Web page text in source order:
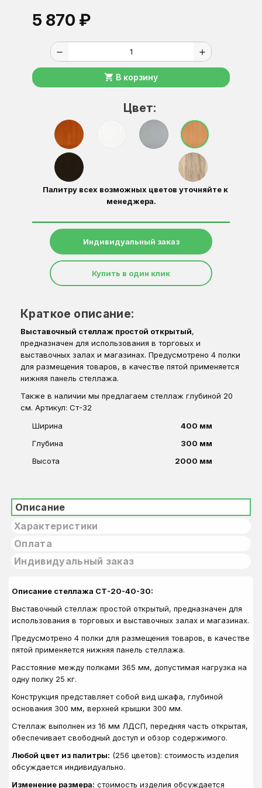
5 870 ₽
remove add
shopping_cart В корзину
Цвет:
Палитру всех возможных цветов уточняйте к
менеджера.
Индивидуальный заказ
Купить в один клик
Краткое описание:
Выставочный стеллаж простой открытый,
предназначен для использования в торговых и
выставочных залах и магазинах. Предусмотрено 4 полки
для размещения товаров, в качестве пятой применяется
нижняя панель стеллажа.
Также в наличии мы предлагаем стеллаж глубиной 20
см. Артикул: Ст-32
Ширина
400 мм
Глубина
300 мм
Высота
2000 мм
Описание
Характеристики
Оплата
Индивидуальный заказ
Описание стеллажа СТ-20-40-30:
Выставочный стеллаж простой открытый, предназначен для
использования в торговых и выставочных залах и магазинах.
Предусмотрено 4 полки для размещения товаров, в качестве
пятой применяется нижняя панель стеллажа.
Расстояние между полками 365 мм, допустимая нагрузка на
одну полку 25 кг.
Конструкция представляет собой вид шкафа, глубиной
основания 300 мм, верхней крышки 300 мм.
Стеллаж выполнен из 16 мм ЛДСП, передняя часть открытая,
обеспечивает свободный доступ и обзор содержимого.
Любой цвет из палитры: (256 цветов): стоимость изделия
обсуждается индивидуально.
Изменение размера: стоимость изделия обсуждается